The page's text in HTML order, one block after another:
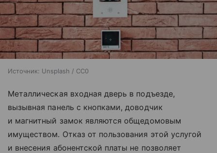
Источник: Unsplash / CC0
Металлическая входная дверь в подъезде,
вызывная панель с кнопками, доводчик
и магнитный замок являются общедомовым
имуществом. Отказ от пользования этой услугой
и внесения абонентской платы не позволяет